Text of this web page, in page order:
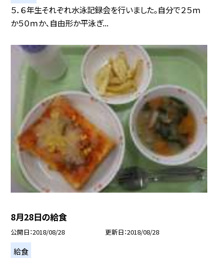
５．６年生それぞれ水泳記録会を行いました。自分で２５ｍ
か５０ｍか、自由形か平泳ぎ...
8月28日の給食
公開日 2018/08/28 更新日 2018/08/28
給食